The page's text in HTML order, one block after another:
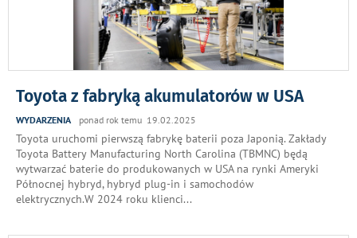
Toyota z fabryką akumulatorów w USA
WYDARZENIA ponad rok temu 19.02.2025
Toyota uruchomi pierwszą fabrykę baterii poza Japonią. Zakłady
Toyota Battery Manufacturing North Carolina (TBMNC) będą
wytwarzać baterie do produkowanych w USA na rynki Ameryki
Północnej hybryd, hybryd plug-in i samochodów
elektrycznych.W 2024 roku klienci...